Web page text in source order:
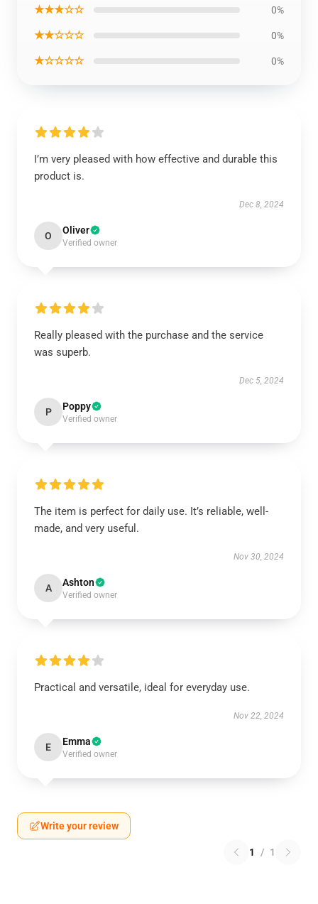
★★★☆☆ 0%
★★☆☆☆ 0%
★☆☆☆☆ 0%
I’m very pleased with how effective and durable this
product is.
Dec 8, 2024
O Oliver
Verified owner
Really pleased with the purchase and the service
was superb.
Dec 5, 2024
P Poppy
Verified owner
The item is perfect for daily use. It’s reliable, well-
made, and very useful.
Nov 30, 2024
A Ashton
Verified owner
Practical and versatile, ideal for everyday use.
Nov 22, 2024
E Emma
Verified owner
Write your review
1 / 1